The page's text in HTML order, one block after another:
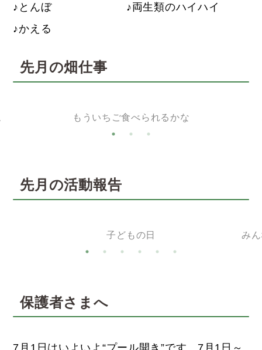
とんぼ
両生類のハイハイ
かえる
先月の畑仕事
もういちご食べられるかな
先月の活動報告
子どもの日 み
保護者さまへ